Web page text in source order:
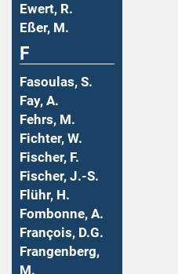
Ewert, R.
Eßer, M.
F
Fasoulas, S.
Fay, A.
Fehrs, M.
Fichter, W.
Fischer, F.
Fischer, J.-S.
Flühr, H.
Fombonne, A.
François, D.G.
Frangenberg,
M.